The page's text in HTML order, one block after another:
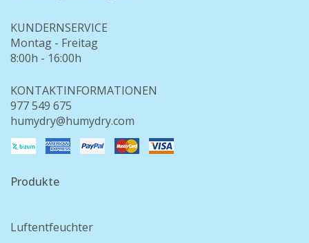
KUNDERNSERVICE
Montag - Freitag
8:00h - 16:00h
KONTAKTINFORMATIONEN
977 549 675
humydry@humydry.com
Produkte
Luftentfeuchter